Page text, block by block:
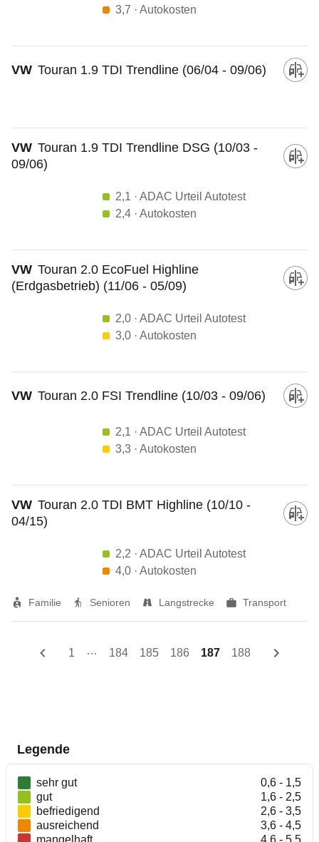
3,7 · Autokosten
VW Touran 1.9 TDI Trendline (06/04 - 09/06)
VW Touran 1.9 TDI Trendline DSG (10/03 -
09/06)
2,1 · ADAC Urteil Autotest
2,4 · Autokosten
VW Touran 2.0 EcoFuel Highline
(Erdgasbetrieb) (11/06 - 05/09)
2,0 · ADAC Urteil Autotest
3,0 · Autokosten
VW Touran 2.0 FSI Trendline (10/03 - 09/06)
2,1 · ADAC Urteil Autotest
3,3 · Autokosten
VW Touran 2.0 TDI BMT Highline (10/10 -
04/15)
2,2 · ADAC Urteil Autotest
4,0 · Autokosten
Familie Senioren Langstrecke Transport
1 … 184 185 186 187 188
Legende
sehr gut
0,6 - 1,5
gut
1,6 - 2,5
befriedigend
2,6 - 3,5
ausreichend
3,6 - 4,5
mangelhaft
4,6 - 5,5